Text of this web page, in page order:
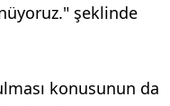
şeklinde
konusunun da